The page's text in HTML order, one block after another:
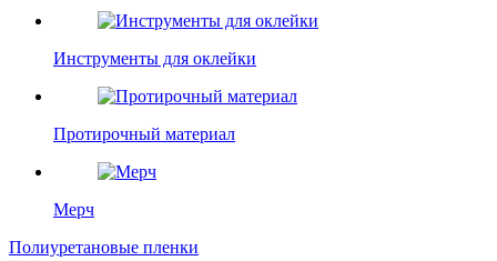
Инструменты для оклейки
Протирочный материал
Мерч
Полиуретановые пленки